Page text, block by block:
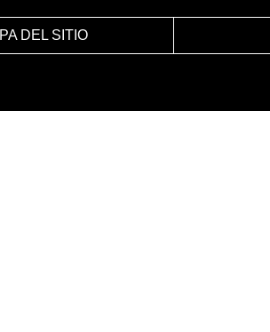
DEL SITIO